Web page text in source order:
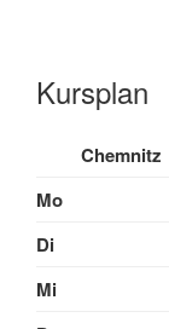
Kursplan
Chemnitz
Mo
Di
Mi